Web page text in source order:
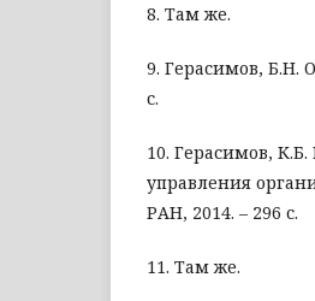
8. Там же.
9. Герасимов, Б.Н.
с.
10. Герасимов,
управления
РАН, 2014. – 296 с.
11. Там же.